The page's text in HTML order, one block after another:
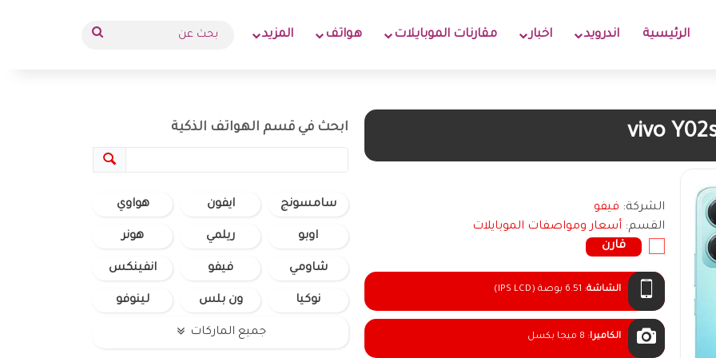
الرئيسية اندرويد اخبار مقارنات الموبايلات هواتف المزيد بحث
vivo
الشركة: فيفو
القسم: أسعار ومواصفات الموبايلات
قارن
الشاشة: 6.51 بوصة (IPS LCD)
الكاميرا: 8 ميجا بكسل
ابحث في قسم الهواتف الذكية
سامسونج ايفون هواوي
اوبو ريلمي هونر
شاومي فيفو انفينكس
نوكيا ون بلس لينوفو
جميع الماركات